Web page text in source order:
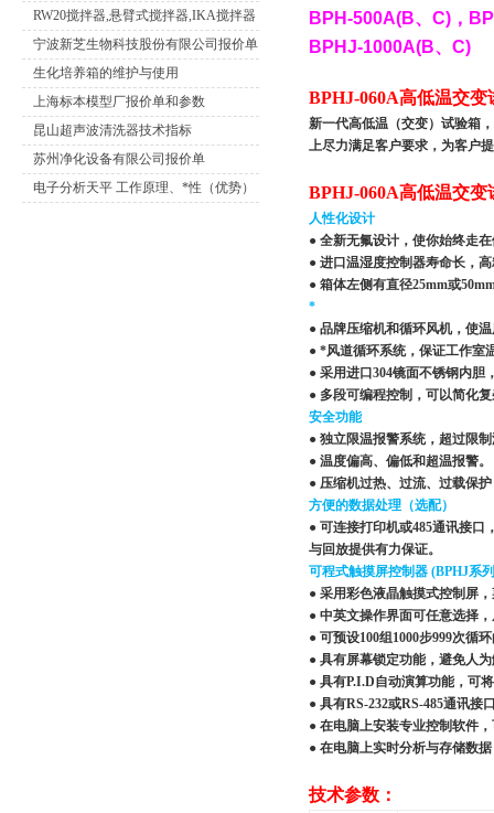
书
RW20搅拌器,悬臂式搅拌器,IKA搅拌器
宁波新芝生物科技股份有限公司报价单
参数
生化培养箱的维护与使用
上海标本模型厂报价单和参数
昆山超声波清洗器技术指标
苏州净化设备有限公司报价单
电子分析天平 工作原理、*性（优势）
BPH-500A(B、 C) ，
BPHJ-1000A(B、 C)
BPHJ-060A高低温交
新一代高低温（交变）试验箱
上尽力满足客户要求，为客户
BPHJ-060A高低温交
人性化设计
● 全新无氟设计，使你始终走
● 进口温湿度控制器寿命长，
● 箱体左侧有直径25mm或
*
● 品牌压缩机和循环风机，使
● *风道循环系统，保证工作室
● 采用进口304镜面不锈钢内胆
● 多段可编程控制，可以简化
安全功能
● 独立限温报警系统，超过限
● 温度偏高、偏低和超温报警。
● 压缩机过热、过流、过载保
方便的数据处理（选配）
● 可连接打印机或485通讯接口
与回放提供有力保证。
可程式触摸屏控制器 (BPHJ系
● 采用彩色液晶触摸式控制屏
● 中英文操作界面可任意选择
● 可预设100组1000步999次循
● 具有屏幕锁定功能，避免人
● 具有P.I.D自动演算功能，可
● 具有RS-232或RS-485通讯
● 在电脑上安装专业控制软件
● 在电脑上实时分析与存储数
技术参数：